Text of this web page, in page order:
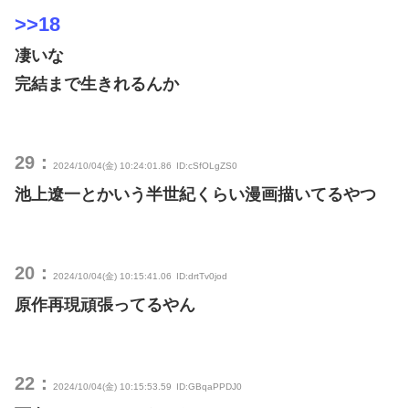
>>18
凄いな
完結まで生きれるんか
29： 2024/10/04(金) 10:24:01.86 ID:cSfOLgZS0
池上遼一とかいう半世紀くらい漫画描いてるやつ
20： 2024/10/04(金) 10:15:41.06 ID:drtTv0jod
原作再現頑張ってるやん
22： 2024/10/04(金) 10:15:53.59 ID:GBqaPPDJ0